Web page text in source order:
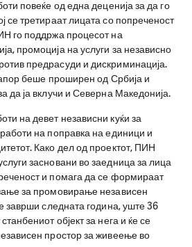
повеќе од една деценија за да го
се третираат лицата со попреченост
го поддржа процесот на
промоција на услуги за независно
предрасуди и дискриминација.
беше проширен од Србија и
да ја вклучи и Северна Македонија.
на девет независни куќи за
на поправка на единици и
Како дел од проектот, ПИН
засновани во заедница за лица
и помага да се формираат
за промовирање независен
заврши следната година, уште 36
објект за нега и ќе се
простор за живеење во